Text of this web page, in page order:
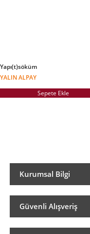
Yapı(t)söküm
YALIN ALPAY
Sepete Ekle
Kurumsal Bilgi
Güvenli Alışveriş